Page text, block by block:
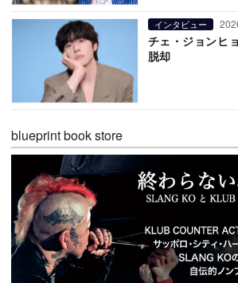
インタビュー
チェ・ジョンヒ
脱却
blueprint book store